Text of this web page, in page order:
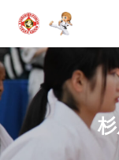
体験申
問い合わ